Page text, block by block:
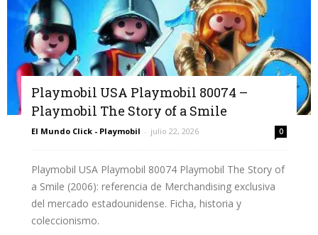
Playmobil USA Playmobil 80074 –
Playmobil The Story of a Smile
El Mundo Click - Playmobil - julio 22, 2026 0
Playmobil USA Playmobil 80074 Playmobil The Story of
a Smile (2006): referencia de Merchandising exclusiva
del mercado estadounidense. Ficha, historia y
coleccionismo.